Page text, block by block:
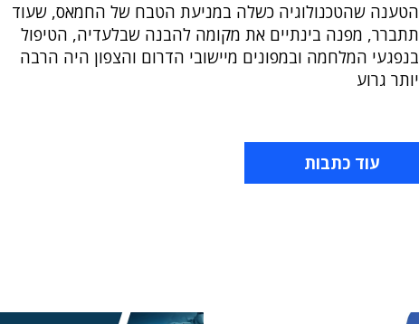
הטענה שהטכנולוגיה כשלה במניעת הטבח של החמאס, שעוד
תתברר, מפנה בינתיים את מקומה להבנה שבלעדיה, הטיפול
בנפגעי המלחמה ובמפונים מיישובי הדרום והצפון היה הרבה
יותר גרוע
עוד כתבות